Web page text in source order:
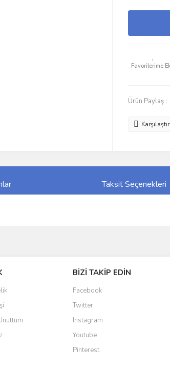
Ürün Paylaş :
Karşılaştır
Taksit Seçenekleri
BİZİ TAKİP EDİN
Facebook
Twitter
Instagram
Youtube
Pinterest